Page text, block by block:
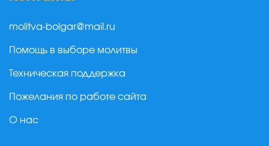
molitva-bolgar@mail.ru
Помощь в выборе молитвы
Техническая поддержка
Пожелания по работе сайта
О нас